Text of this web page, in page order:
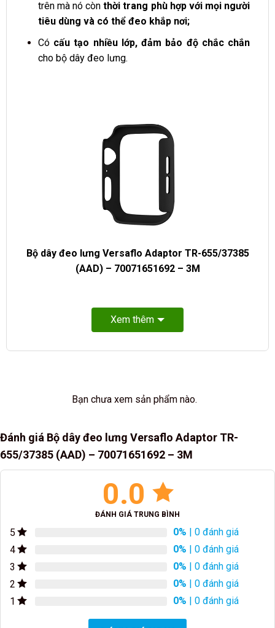
trên mà nó cònthời trang phù hợp với mọi người
tiêu dùng và có thể đeo khắp nơi;
Cócấu tạo nhiều lớp, đảm bảo độ chắc chắn
cho bộ dây đeo lưng.
Bộ dây đeo lưng Versaflo Adaptor TR-655/37385
(AAD) – 70071651692 – 3M
Xem thêm
Bạn chưa xem sản phẩm nào.
Đánh giá Bộ dây đeo lưng Versaflo Adaptor TR-
655/37385 (AAD) – 70071651692 – 3M
0.0
ĐÁNH GIÁ TRUNG BÌNH
5 0% | 0 đánh giá
4
0% | 0 đánh giá
3
0% | 0 đánh giá
2
0% | 0 đánh giá
1
0% | 0 đánh giá